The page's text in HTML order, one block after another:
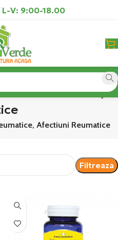
L-V: 9:00-18.00
Reumatice,
Afectiuni Reumatice
Filtreaza